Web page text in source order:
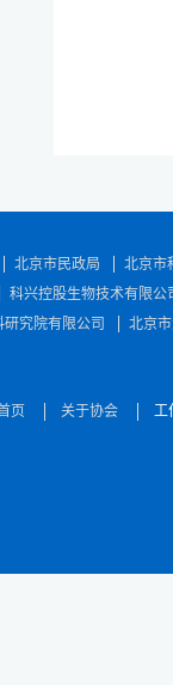
北京市民政局
北京市
科兴控股生物技术有限公
究院有限公司
北京
页 关于协会 工